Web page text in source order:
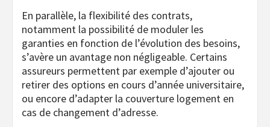
En parallèle, la flexibilité des contrats,
notamment la possibilité de moduler les
garanties en fonction de l’évolution des besoins,
s’avère un avantage non négligeable. Certains
assureurs permettent par exemple d’ajouter ou
retirer des options en cours d’année universitaire,
ou encore d’adapter la couverture logement en
cas de changement d’adresse.